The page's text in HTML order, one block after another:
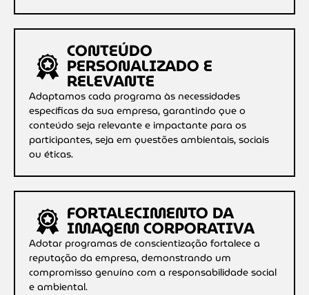
CONTEÚDO
PERSONALIZADO E
RELEVANTE
Adaptamos cada programa às necessidades
específicas da sua empresa, garantindo que o
conteúdo seja relevante e impactante para os
participantes, seja em questões ambientais, sociais
ou éticas.
FORTALECIMENTO DA
IMAGEM CORPORATIVA
Adotar programas de conscientização fortalece a
reputação da empresa, demonstrando um
compromisso genuíno com a responsabilidade social
e ambiental.